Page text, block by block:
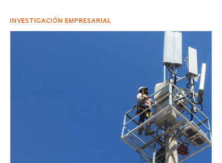
INVESTIGACIÓN EMPRESARIAL